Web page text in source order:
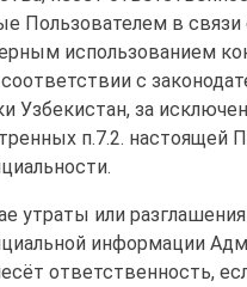
Пользователем в связи
использованием
с
Узбекистан, за
п.7.2. настоящей
утраты или разглашения
информации
ответственность,